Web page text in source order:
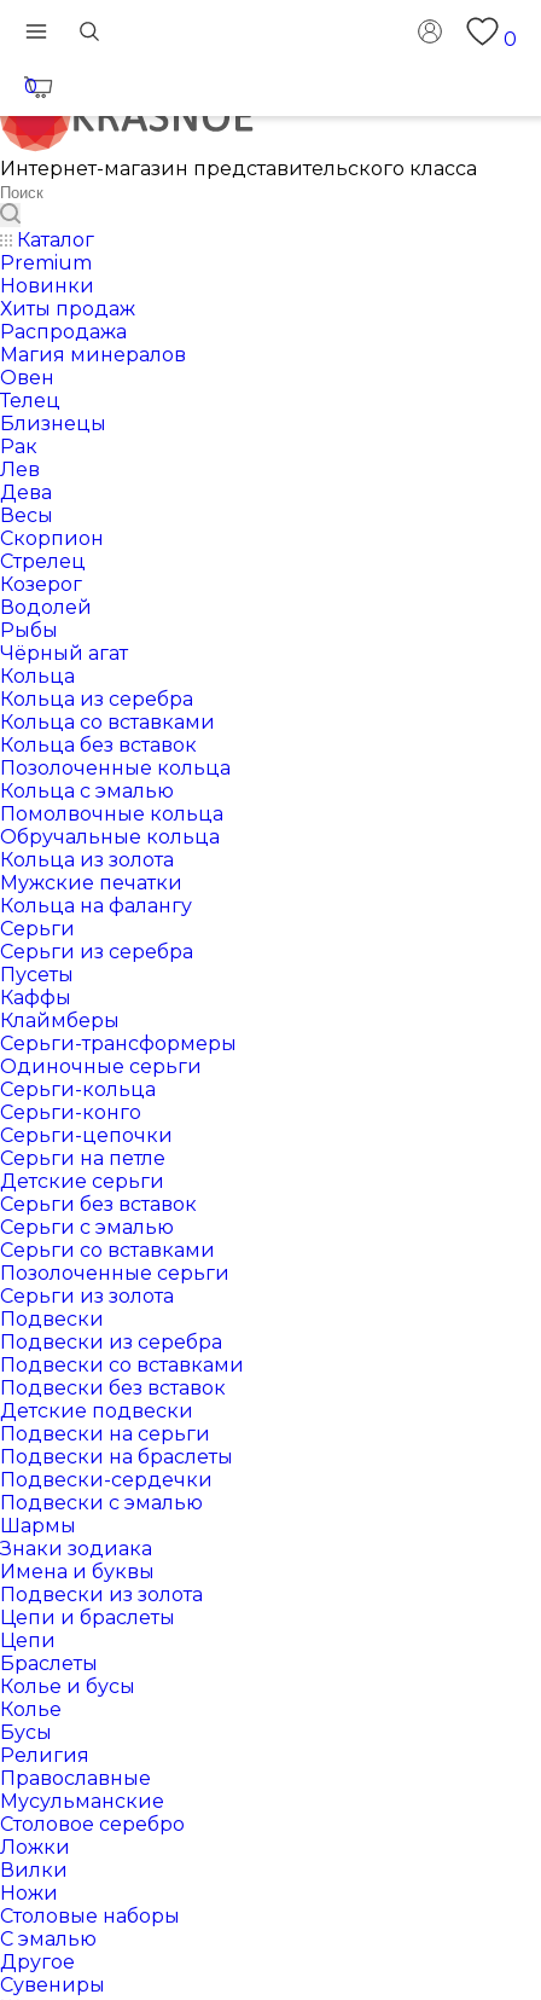
0
0
Интернет-магазин представительского класса
Каталог
Premium
Новинки
Хиты продаж
Распродажа
Магия минералов
Овен
Телец
Близнецы
Рак
Лев
Дева
Весы
Скорпион
Стрелец
Козерог
Водолей
Рыбы
Чёрный агат
Кольца
Кольца из серебра
Кольца со вставками
Кольца без вставок
Позолоченные кольца
Кольца с эмалью
Помолвочные кольца
Обручальные кольца
Кольца из золота
Мужские печатки
Кольца на фалангу
Серьги
Серьги из серебра
Пусеты
Каффы
Клаймберы
Серьги-трансформеры
Одиночные серьги
Серьги-кольца
Серьги-конго
Серьги-цепочки
Серьги на петле
Детские серьги
Серьги без вставок
Серьги с эмалью
Серьги со вставками
Позолоченные серьги
Серьги из золота
Подвески
Подвески из серебра
Подвески со вставками
Подвески без вставок
Детские подвески
Подвески на серьги
Подвески на браслеты
Подвески-сердечки
Подвески с эмалью
Шармы
Знаки зодиака
Имена и буквы
Подвески из золота
Цепи и браслеты
Цепи
Браслеты
Колье и бусы
Колье
Бусы
Религия
Православные
Мусульманские
Столовое серебро
Ложки
Вилки
Ножи
Столовые наборы
С эмалью
Другое
Сувениры